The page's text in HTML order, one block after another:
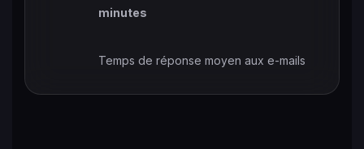
minutes
Temps de réponse moyen aux e-mails